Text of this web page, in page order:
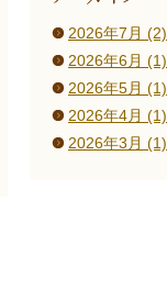
2026年7月 (2)
2026年6月 (1)
2026年5月 (1)
2026年4月 (1)
2026年3月 (1)